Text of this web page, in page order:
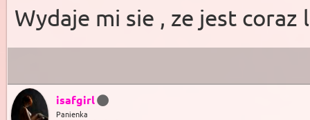
Wydaje mi sie , ze jest coraz
isafgirl
Panienka